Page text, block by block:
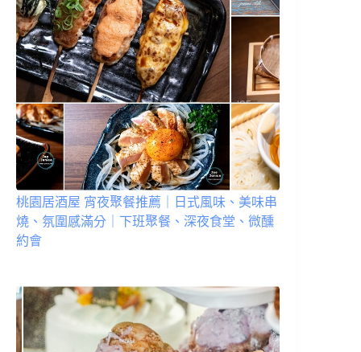
桃園居酒屋 宵夜聚餐推薦｜日式風味、美味串
燒、氛圍感滿分｜下班聚餐、深夜食堂、微醺
約會